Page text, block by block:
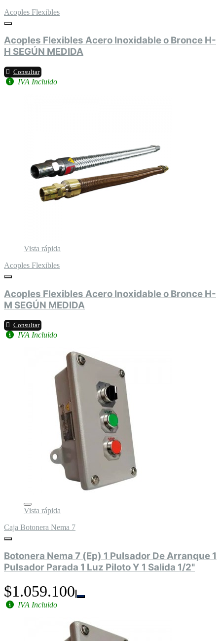
Acoples Flexibles
Acoples Flexibles Acero Inoxidable o Bronce H-
H SEGÚN MEDIDA
Consultar
IVA Incluido
Vista rápida
Acoples Flexibles
Acoples Flexibles Acero Inoxidable o Bronce H-
M SEGÚN MEDIDA
Consultar
IVA Incluido
Vista rápida
Caja Botonera Nema 7
Botonera Nema 7 (Ep) 1 Pulsador De Arranque 1
Pulsador Parada 1 Luz Piloto Y 1 Salida 1/2"
$1.059.100
IVA Incluido